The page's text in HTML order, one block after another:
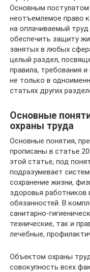
Основным
неотъемлемое право
на оплачиваемый
обеспечить защиту
занятых в любых
целый раздел,
правила, требования
не только в
статьях других
Основные
охраны труда
Основные понятия,
прописаны в статье
этой статье, под
подразумевает
сохранение жизни,
здоровья
обязанностей. В
санитарно-
технические, так и
лечебные,
Объектом охраны
совокупность всех